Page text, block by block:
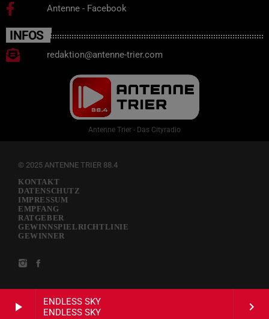
play_arrow
ENDLESS SKY
ENDLESS SKY
keyboard_arrow_right
Antenne - Facebook
INFOS
redaktion@antenne-trier.com
Antenne Trier - Das Cityradio
© 2025 ANTENNE TRIER 88.4
KONTAKT
DATENSCHUTZ
IMPRESSUM
EMPFANG
RATGEBER
GEWINNSPIELRICHTLINIE
GEWINNER